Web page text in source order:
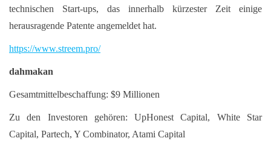
technischen Start-ups, das innerhalb kürzester Zeit einige
herausragende Patente angemeldet hat.
https://www.streem.pro/
dahmakan
Gesamtmittelbeschaffung: $9 Millionen
Zu den Investoren gehören: UpHonest Capital, White Star
Capital, Partech, Y Combinator, Atami Capital